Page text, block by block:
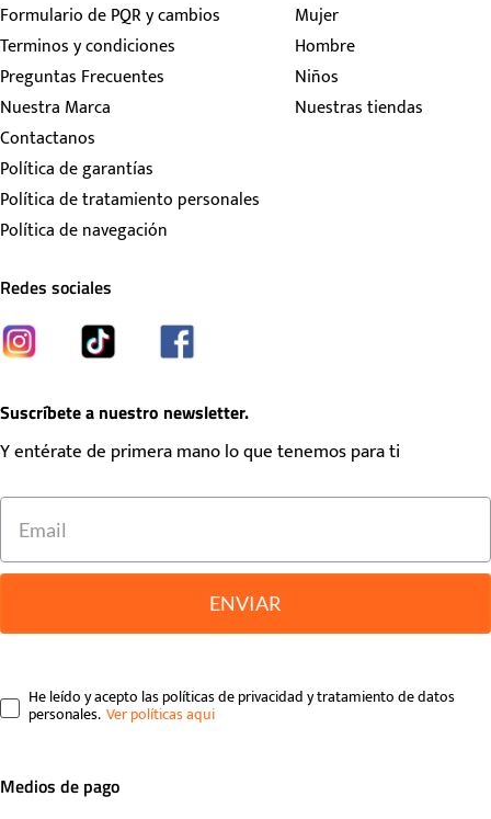
Formulario de PQR y cambios
Terminos y condiciones
Preguntas Frecuentes
Nuestra Marca
Contactanos
Política de garantías
Política de tratamiento personales
Política de navegación
Mujer
Hombre
Niños
Nuestras tiendas
Redes sociales
Suscríbete a nuestro newsletter.
Y entérate de primera mano lo que tenemos para ti
ENVIAR
He leído y acepto las políticas de privacidad y tratamiento de datos
personales.
Medios de pago